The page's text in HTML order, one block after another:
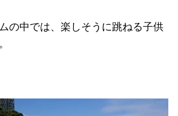
の中では、楽しそうに跳ねる子供